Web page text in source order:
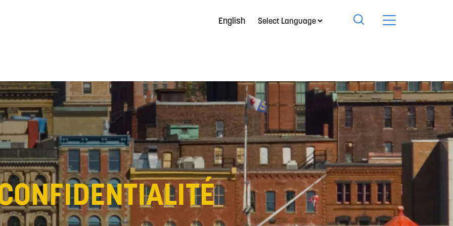
English